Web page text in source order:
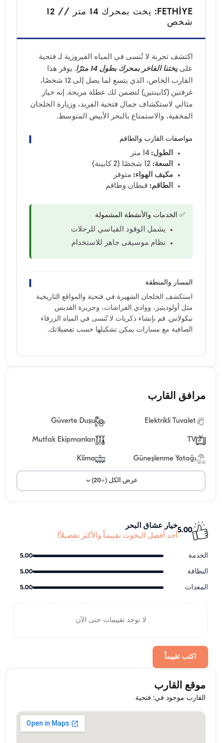
FETHİYE: يخت بمحرك 14 متر // 12
شخص
اكتشف تجربة لا تُنسى في المياه الفيروزية لـ فتحية
علىيختنا الفاخر بمحرك بطول 14 مترًا
. يوفر هذا
القارب الخاص، الذي يتسع لما يصل إلى 12 شخصًا،
غرفتين (كابينتين) لتضمن لك عطلة مريحة. إنه خيار
مثالي لاستكشاف جمال فتحية الفريد، وزيارة الخلجان
المخفية، والاستمتاع بالبحر الأبيض المتوسط.
مواصفات القارب والطاقم
الطول:
السعة:
مكيف الهواء: متوفر
الطاقم: قبطان وطاقم
✅ الخدمات والأنشطة المشمولة
يشمل الوقود القياسي للرحلات
نظام موسيقى جاهز للاستخدام
المسار والمنطقة
استكشف الخلجان الشهيرة في فتحية والمواقع التاريخية
مثل أولودينيز، ووادي الفراشات، وجزيرة القديس
نيكولاس. قم بإنشاء ذكريات لا تُنسى في المياه الزرقاء
الصافية مع مسارات يمكن تشكيلها حسب تفضيلاتك.
مرافق القارب
Elektrikli Tuvalet
Güverte Duşu
TV
Mutfak Ekipmanları
Güneşlenme Yatağı
Klima
عرض الكل (+20)
5.00
خيار عشاق البحر
أحد أفضل اليخوت تقييماً والأكثر تفضيلاً!
الخدمة 5.00
النظافة 5.00
المعدات 5.00
لا توجد تقييمات حتى الآن
اكتب تقييماً
موقع القارب
القارب موجود في: فتحية